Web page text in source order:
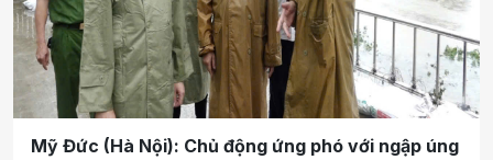
Mỹ Đức (Hà Nội): Chủ động ứng phó với ngập úng